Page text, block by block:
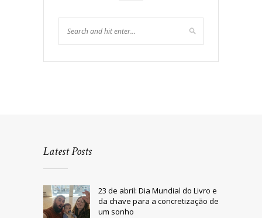
Latest Posts
23 de abril: Dia Mundial do Livro e
da chave para a concretização de
um sonho